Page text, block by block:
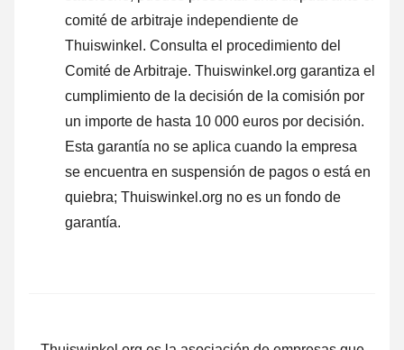
comité de arbitraje independiente de
Thuiswinkel. Consulta el procedimiento del
Comité de Arbitraje. Thuiswinkel.org garantiza el
cumplimiento de la decisión de la comisión por
un importe de hasta 10 000 euros por decisión.
Esta garantía no se aplica cuando la empresa
se encuentra en suspensión de pagos o está en
quiebra; Thuiswinkel.org no es un fondo de
garantía.